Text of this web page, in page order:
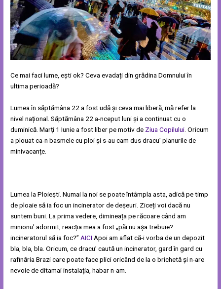
Ce mai faci lume, ești ok? Ceva evadați din grădina Domnului în
ultima perioadă?
Lumea în săptămâna 22 a fost udă și ceva mai liberă, mă refer la
nivel național. Săptămâna 22 a-nceput luni și a continuat cu o
duminică. Marți 1 Iunie a fost liber pe motiv de Ziua Copilului . Oricum
a plouat ca-n basmele cu ploi și s-au cam dus dracu’ planurile de
minivacanțe.
Lumea la Ploiești. Numai la noi se poate întâmpla asta, adică pe timp
de ploaie să ia foc un incinerator de deșeuri. Ziceți voi dacă nu
suntem buni. La prima vedere, dimineața pe răcoare când am
minionu’ adormit, reacția mea a fost „păi nu așa trebuie?
incineratorul să ia foc?”AICI Apoi am aflat că-i vorba de un depozit
bla, bla, bla. Oricum, ce dracu’ caută un incinerator, gard în gard cu
rafinăria Brazi care poate face plici oricând de la o brichetă și n-are
nevoie de ditamai instalația, habar n-am.